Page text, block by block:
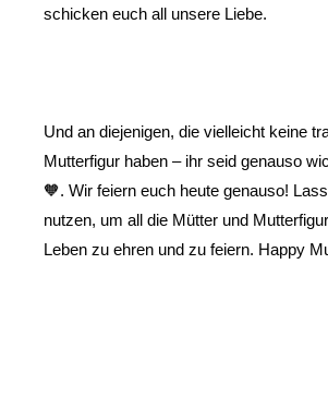
schicken euch all unsere Liebe.
Und an diejenigen, die vielleicht keine
Mutterfigur haben – ihr seid genauso
🧡. Wir feiern euch heute genauso!
nutzen, um all die Mütter und
Leben zu ehren und zu feiern. Happy